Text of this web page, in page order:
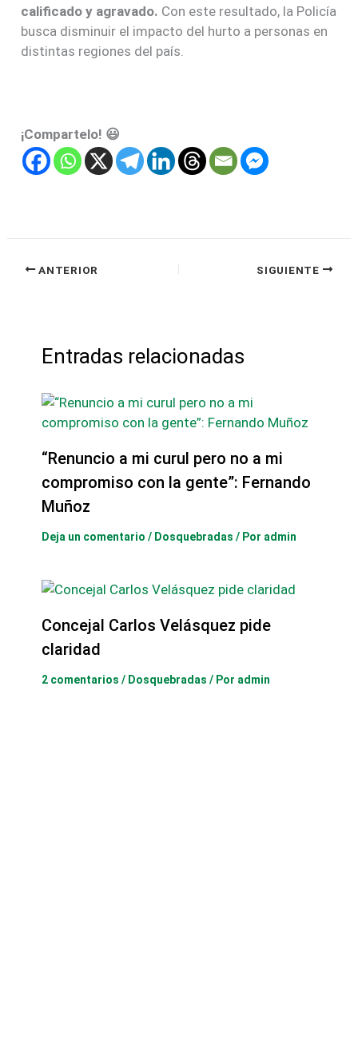
calificado y agravado. Con este resultado, la Policía
busca disminuir el impacto del hurto a personas en
distintas regiones del país.
¡Compartelo! 😃
ANTERIOR SIGUIENTE
Entradas relacionadas
“Renuncio a mi curul pero no a mi
compromiso con la gente”: Fernando
Muñoz
Deja un comentario / Dosquebradas / Por admin
Concejal Carlos Velásquez pide
claridad
2 comentarios / Dosquebradas / Por admin